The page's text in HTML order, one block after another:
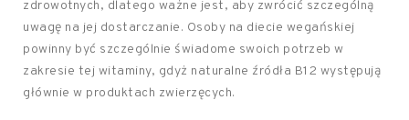
zdrowotnych, dlatego ważne jest, aby zwrócić szczególną
uwagę na jej dostarczanie. Osoby na diecie wegańskiej
powinny być szczególnie świadome swoich potrzeb w
zakresie tej witaminy, gdyż naturalne źródła B12 występują
głównie w produktach zwierzęcych.